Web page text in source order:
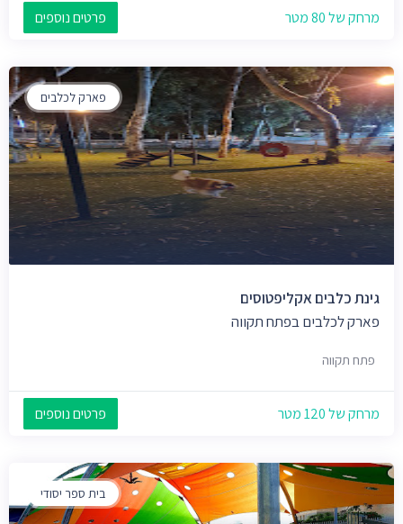
מרחק של 80 מטר פרטים נוספים
פארק לכלבים
גינת כלבים אקליפטוסים
פארק לכלבים בפתח תקווה
פתח תקווה
מרחק של 120 מטר פרטים נוספים
בית ספר יסודי